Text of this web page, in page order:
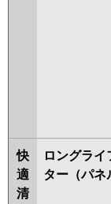
快
適
清
ロングライ
ター（パネ